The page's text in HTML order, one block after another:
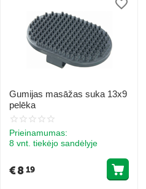
Gumijas masāžas suka 13x9
pelēka
Prieinamumas:
8 vnt. tiekėjo sandėlyje
€819